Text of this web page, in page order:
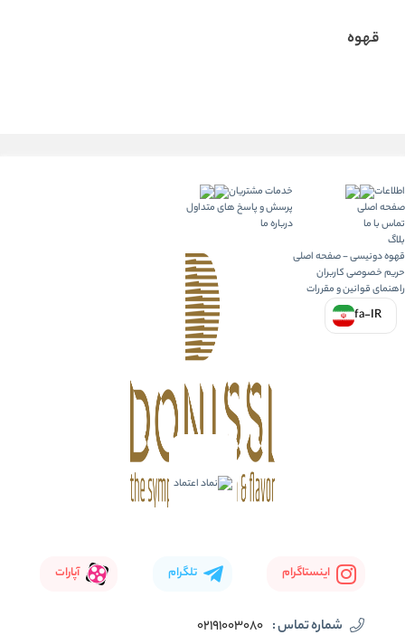
قهوه
اطلاعات
صفحه اصلی
تماس با ما
بلاگ
قهوه دونیسی - صفحه اصلی
حریم خصوصی کاربران
راهنمای قوانین و مقررات
خدمات مشتریان
پرسش و پاسخ های متداول
درباره ما
fa-IR
اینستاگرام تلگرام آپارات
شماره تماس : 02191003080